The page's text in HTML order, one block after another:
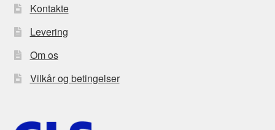
Kontakte
Levering
Om os
Vilkår og betingelser